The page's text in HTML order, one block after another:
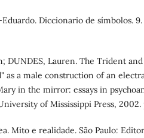
Eduardo. Diccionario de símbolos.
DUNDES, Lauren. The Trident
as a male construction of an
in the mirror: essays in
of Mississippi Press, 2002.
Mito e realidade. São Paulo: